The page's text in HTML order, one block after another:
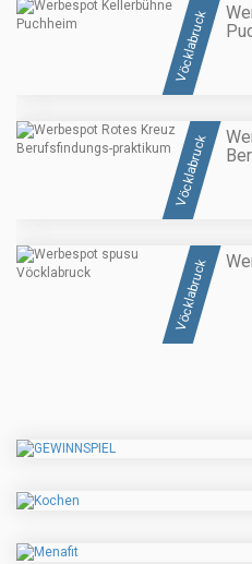
Vöcklabruck
Vöcklabruck
Vöcklabruck